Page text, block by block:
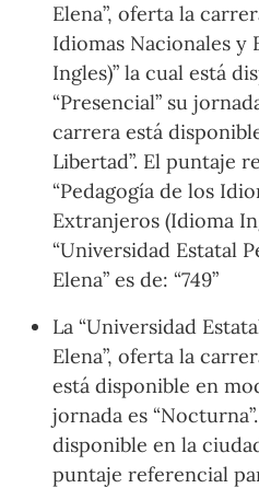
Elena”, oferta la
Idiomas Nacionales y
Ingles)” la cual está
“Presencial” su
carrera está
Libertad”. El puntaje
“Pedagogía de los
Extranjeros (Idioma
“Universidad Estatal
Elena” es de: “749”
La “Universidad
Elena”, oferta la
está disponible en
jornada es
disponible en la
puntaje referencial